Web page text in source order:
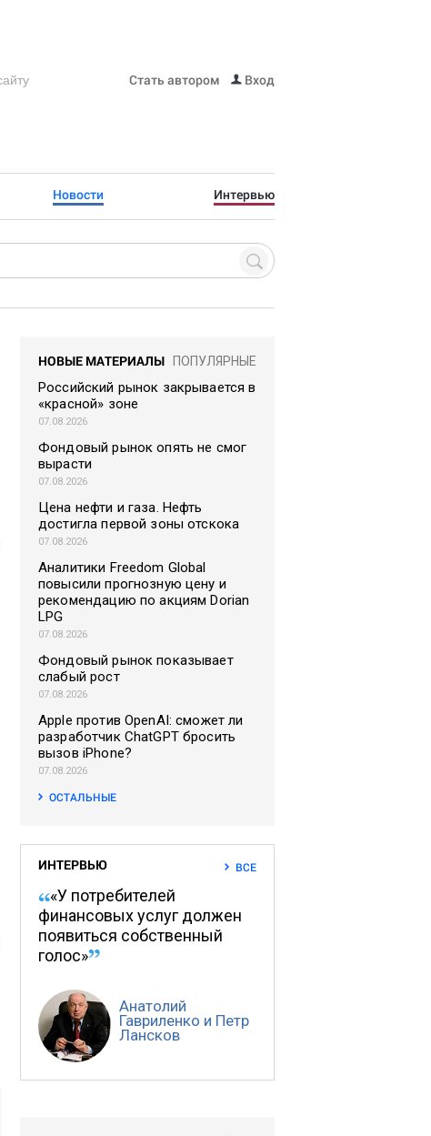
Стать автором Вход
Новости Интервью
НОВЫЕ МАТЕРИАЛЫ ПОПУЛЯРНЫЕ
Российский рынок закрывается в
«красной» зоне
07.08.2026
Фондовый рынок опять не смог
вырасти
07.08.2026
Цена нефти и газа. Нефть
достигла первой зоны отскока
07.08.2026
Аналитики Freedom Global
повысили прогнозную цену и
рекомендацию по акциям Dorian
LPG
07.08.2026
Фондовый рынок показывает
слабый рост
07.08.2026
Apple против OpenAI: сможет ли
разработчик ChatGPT бросить
вызов iPhone?
07.08.2026
ОСТАЛЬНЫЕ
ИНТЕРВЬЮ ВСЕ
«У потребителей
финансовых услуг должен
появиться собственный
голос»
Анатолий
Гавриленко и Петр
Лансков